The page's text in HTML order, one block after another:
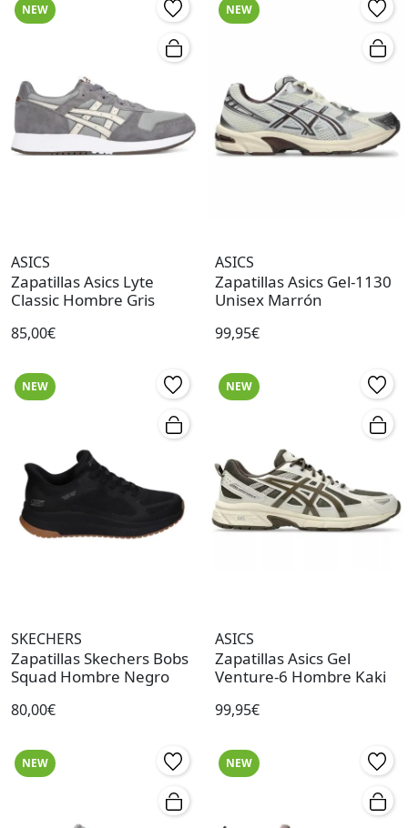
NEW
ASICS
Zapatillas Asics Lyte
Classic Hombre Gris
85,00€
NEW
ASICS
Zapatillas Asics Gel-1130
Unisex Marrón
99,95€
NEW
SKECHERS
Zapatillas Skechers Bobs
Squad Hombre Negro
80,00€
NEW
ASICS
Zapatillas Asics Gel
Venture-6 Hombre Kaki
99,95€
NEW NEW